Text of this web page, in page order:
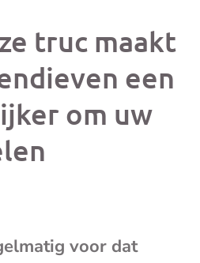
op op op
truc maakt
een
om uw
voor dat